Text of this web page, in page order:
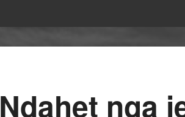
Ndahet nga